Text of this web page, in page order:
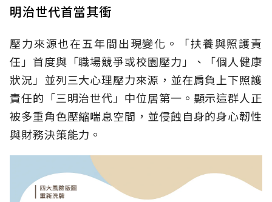
明治世代首當其衝
壓力來源也在五年間出現變化。「扶養與照護責
任」首度與「職場競爭或校園壓力」、「個人健康
狀況」並列三大心理壓力來源，並在肩負上下照護
責任的「三明治世代」中位居第一。顯示這群人正
被多重角色壓縮喘息空間，並侵蝕自身的身心韌性
與財務決策能力。